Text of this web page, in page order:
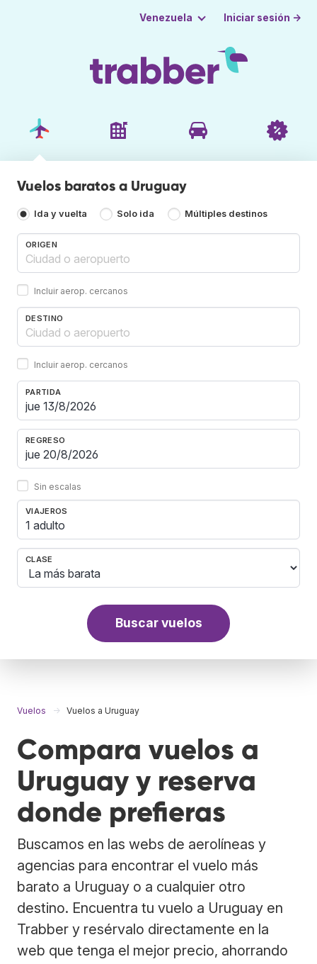
Venezuela Iniciar sesión →
Vuelos baratos a Uruguay
Ida y vuelta Solo ida Múltiples destinos
ORIGEN
Incluir aerop. cercanos
DESTINO
Incluir aerop. cercanos
PARTIDA
REGRESO
Sin escalas
VIAJEROS
1 adulto
CLASE
Buscar vuelos
Vuelos Vuelos a Uruguay
Compara vuelos a
Uruguay y reserva
donde prefieras
Buscamos en las webs de aerolíneas y
agencias para encontrar el vuelo más
barato a Uruguay o a cualquier otro
destino. Encuentra tu vuelo a Uruguay en
Trabber y resérvalo directamente en la
web que tenga el mejor precio, ahorrando